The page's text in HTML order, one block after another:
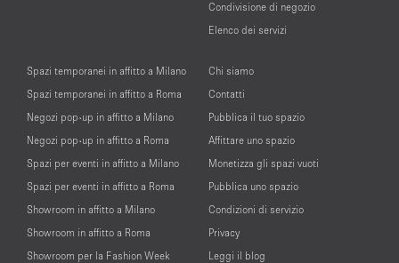
Condivisione di negozio
Elenco dei servizi
Spazi temporanei in affitto a Milano
Spazi temporanei in affitto a Roma
Negozi pop-up in affitto a Milano
Negozi pop-up in affitto a Roma
Spazi per eventi in affitto a Milano
Spazi per eventi in affitto a Roma
Showroom in affitto a Milano
Showroom in affitto a Roma
Showroom per la Fashion Week
Chi siamo
Contatti
Pubblica il tuo spazio
Affittare uno spazio
Monetizza gli spazi vuoti
Pubblica uno spazio
Condizioni di servizio
Privacy
Leggi il blog